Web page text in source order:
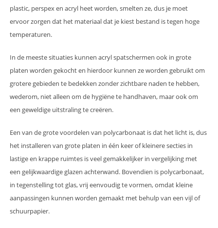
plastic, perspex en acryl heet worden, smelten ze, dus je moet
ervoor zorgen dat het materiaal dat je kiest bestand is tegen hoge
temperaturen.
In de meeste situaties kunnen acryl spatschermen ook in grote
platen worden gekocht en hierdoor kunnen ze worden gebruikt om
grotere gebieden te bedekken zonder zichtbare naden te hebben,
wederom, niet alleen om de hygiëne te handhaven, maar ook om
een ​​geweldige uitstraling te creëren.
Een van de grote voordelen van polycarbonaat is dat het licht is, dus
het installeren van grote platen in één keer of kleinere secties in
lastige en krappe ruimtes is veel gemakkelijker in vergelijking met
een gelijkwaardige glazen achterwand. Bovendien is polycarbonaat,
in tegenstelling tot glas, vrij eenvoudig te vormen, omdat kleine
aanpassingen kunnen worden gemaakt met behulp van een vijl of
schuurpapier.